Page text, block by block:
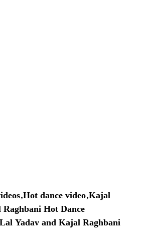
,Hot dance video,Kajal
Hot Dance
Yadav and Kajal Raghbani